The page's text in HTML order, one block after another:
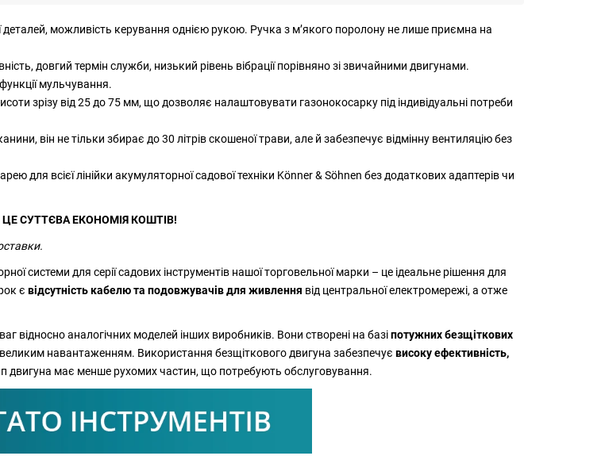
можливість керування однією рукою. Ручка з м’якого поролону не лише приємна на
довгий термін служби, низький рівень вібрації порівняно зі звичайними двигунами.
мульчування.
зрізу від 25 до 75 мм, що дозволяє налаштовувати газонокосарку під індивідуальні потреби
він не тільки збирає до 30 літрів скошеної трави, але й забезпечує відмінну вентиляцію без
для всієї лінійки акумуляторної садової техніки Könner & Söhnen без додаткових адаптерів чи
- ЦЕ СУТТЄВА ЕКОНОМІЯ КОШТІВ!
системи для серії садових інструментів нашої торговельної марки – це ідеальне рішення для
є відсутність кабелю та подовжувачів для живлення від центральної електромережі, а отже
аналогічних моделей інших виробників. Вони створені на базіпотужних безщіткових
навантаженням. Використання безщіткового двигуна забезпечує високу ефективність,
двигуна має менше рухомих частин, що потребують обслуговування.